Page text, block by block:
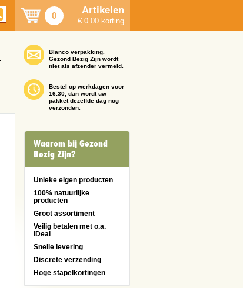
0 Artikelen
€ 0.00 korting
Blanco verpakking.
Gezond Bezig Zijn wordt
niet als afzender vermeld.
Bestel op werkdagen voor
16:30, dan wordt uw
pakket dezelfde dag nog
verzonden.
Waarom bij Gezond
Bezig Zijn?
Unieke eigen producten
100% natuurlijke
producten
Groot assortiment
Veilig betalen met o.a.
iDeal
Snelle levering
Discrete verzending
Hoge stapelkortingen